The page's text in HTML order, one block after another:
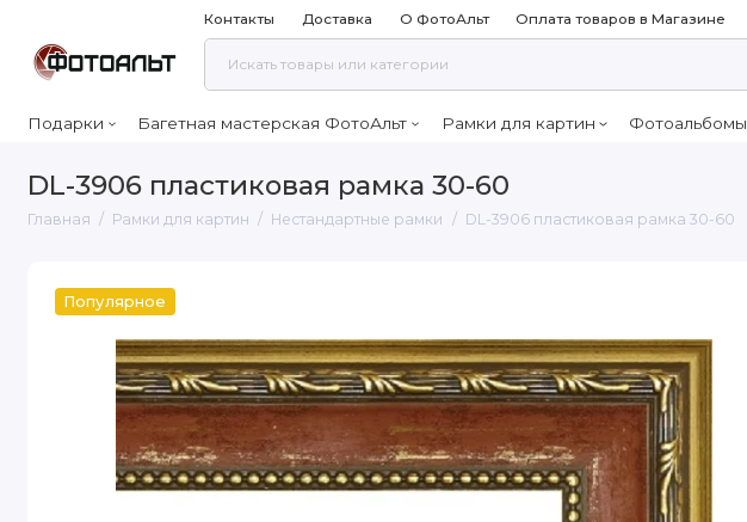
Контакты Доставка О ФотоАльт Оплата товаров в Магазине
Подарки Багетная мастерская ФотоАльт Рамки для картин Фотоальбомы
DL-3906 пластиковая рамка 30-60
Главная Рамки для картин Нестандартные рамки DL-3906 пластиковая рамка 30-60
Популярное